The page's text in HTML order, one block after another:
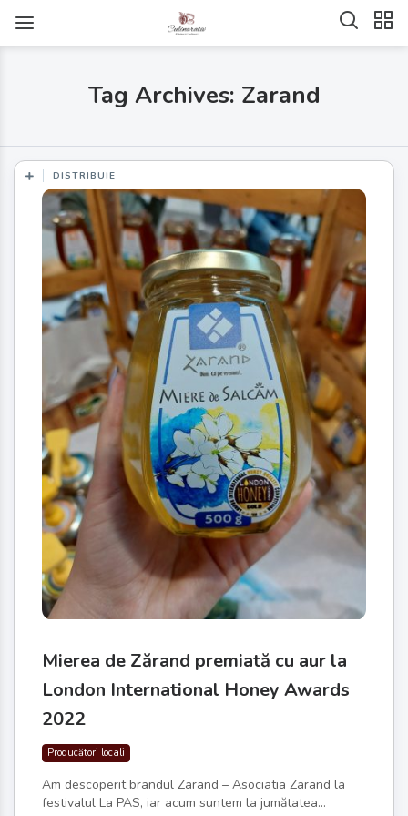
Tag Archives: Zarand
DISTRIBUIE
Mierea de Zărand premiată cu aur la
London International Honey Awards
2022
Producători locali
Am descoperit brandul Zarand – Asociatia Zarand la
festivalul La PAS, iar acum suntem la jumătatea...